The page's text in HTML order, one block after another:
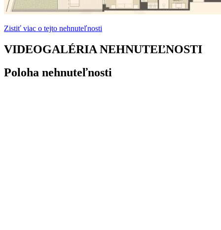
Zistiť viac o tejto nehnuteľnosti
VIDEOGALÉRIA NEHNUTEĽNOSTI
Poloha nehnuteľnosti